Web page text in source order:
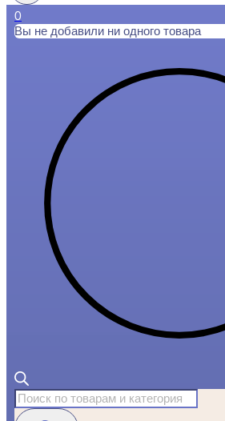
0
Вы не добавили ни одного товара
Поиск
товаров